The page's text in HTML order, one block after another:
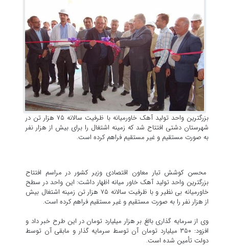
بزرگترین واحد تولید آهک خاورمیانه با ظرفیت سالانه ۷۵ هزار تن در
شهرستان دشتی افتتاح شد که زمینه اشتغال را برای بیش از هزار نفر
به صورت مستقیم و غیر مستقیم فراهم کرده است.
محسن کوشش تبار معاون اقتصادی وزیر کشور در مراسم افتتاح
بزرگترین واحد تولید آهک خاور میانه اظهار داشت: این واحد در سطح
خاورمیانه بی نظیر و با ظرفیت سالانه ۷۵ هزار تن زمینه اشتغال بیش
از هزار نفر را به صورت مستقیم و غیر مستقیم فراهم کرده است.
وی از سرمایه گذاری بالغ بر هزار میلیارد تومان در این طرح خبر داد و
افزود: ۳۵۰ میلیارد تومان آن توسط سرمایه گذار و مابقی آن توسط
دولت تأمین شده است.